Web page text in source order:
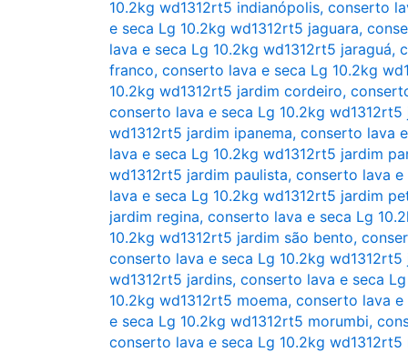
10.2kg wd1312rt5 indianópolis, conserto
e seca Lg 10.2kg wd1312rt5 jaguara,
lava e seca Lg 10.2kg wd1312rt5 jaraguá,
franco, conserto lava e seca Lg 10.2kg
10.2kg wd1312rt5 jardim cordeiro,
conserto lava e seca Lg 10.2kg wd1312rt5
wd1312rt5 jardim ipanema, conserto lava
lava e seca Lg 10.2kg wd1312rt5 jardim
wd1312rt5 jardim paulista, conserto lava e
lava e seca Lg 10.2kg wd1312rt5 jardim
jardim regina, conserto lava e seca Lg
10.2kg wd1312rt5 jardim são bento,
conserto lava e seca Lg 10.2kg wd1312rt5
wd1312rt5 jardins, conserto lava e seca
10.2kg wd1312rt5 moema, conserto lava e
e seca Lg 10.2kg wd1312rt5 morumbi,
conserto lava e seca Lg 10.2kg wd1312rt5